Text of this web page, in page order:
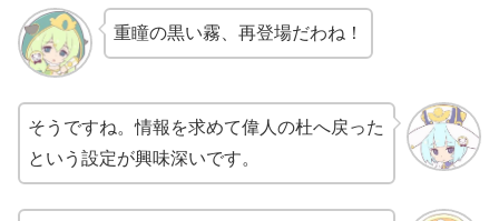
重瞳の黒い霧、再登場だわね！
そうですね。情報を求めて偉人の杜へ戻った
という設定が興味深いです。